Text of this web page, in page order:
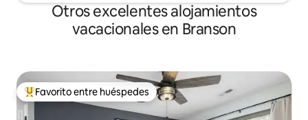
Otros excelentes alojamientos
vacacionales en Branson
De los mejores en Favorito entre huéspedes
Favorito entre huéspedes